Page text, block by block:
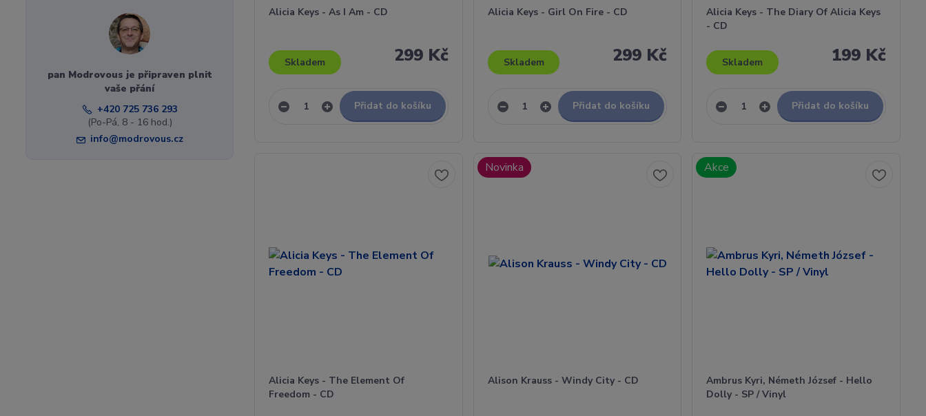
Alicia Keys - As I Am - CD
299 Kč
Skladem
Přidat do košíku
Alicia Keys - Girl On Fire - CD
299 Kč
Skladem
Přidat do košíku
Alicia Keys - The Diary Of Alicia Keys
- CD
199 Kč
Skladem
Přidat do košíku
Alicia Keys - The Element Of
Freedom - CD
Novinka
Alison Krauss - Windy City - CD
Akce
Ambrus Kyri, Németh József - Hello
Dolly - SP / Vinyl
pan Modrovous je připraven plnit
vaše přání
+420 725 736 293
(Po-Pá, 8 - 16 hod.)
info@modrovous.cz